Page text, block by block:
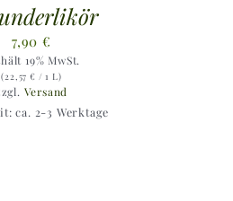
7,90€
19% MwSt.
(22,57€ / 1 L)
Versand
ca. 2-3 Werktage